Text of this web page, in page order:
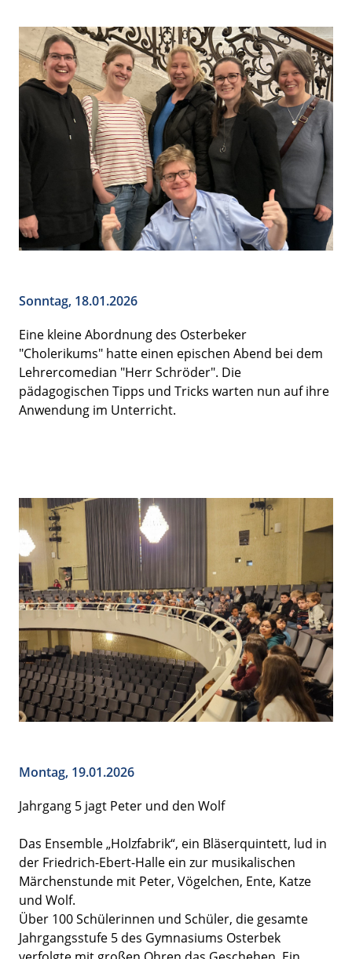
Sonntag, 18.01.2026
Eine kleine Abordnung des Osterbeker
"Cholerikums" hatte einen epischen Abend bei dem
Lehrercomedian "Herr Schröder". Die
pädagogischen Tipps und Tricks warten nun auf ihre
Anwendung im Unterricht.
Montag, 19.01.2026
Jahrgang 5 jagt Peter und den Wolf
Das Ensemble „Holzfabrik“, ein Bläserquintett, lud in
der Friedrich-Ebert-Halle ein zur musikalischen
Märchenstunde mit Peter, Vögelchen, Ente, Katze
und Wolf.
Über 100 Schülerinnen und Schüler, die gesamte
Jahrgangsstufe 5 des Gymnasiums Osterbek